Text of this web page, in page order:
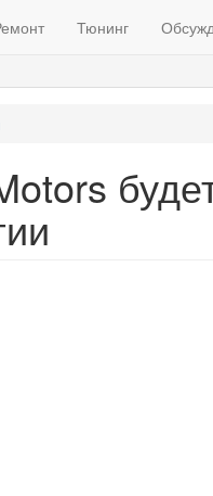
Тюнинг